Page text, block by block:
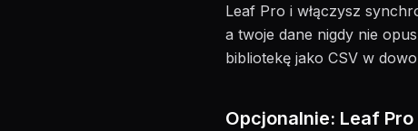
Leaf Pro i włączysz
a twoje dane nigdy nie
bibliotekę jako CSV w
Opcjonalnie: Leaf